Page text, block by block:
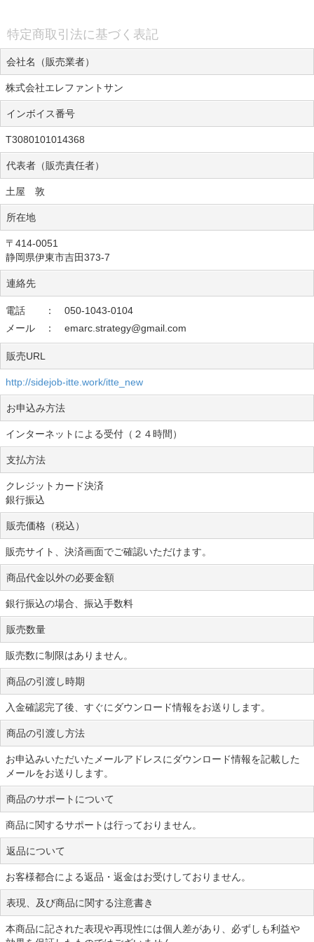
特定商取引法に基づく表記
会社名（販売業者）
株式会社エレファントサン
インボイス番号
T3080101014368
代表者（販売責任者）
土屋 敦
所在地
〒414-0051
静岡県伊東市吉田373-7
連絡先
電話 ： 050-1043-0104
メール ： emarc.strategy@gmail.com
販売URL
http://sidejob-itte.work/itte_new
お申込み方法
インターネットによる受付（２４時間）
支払方法
クレジットカード決済
銀行振込
販売価格（税込）
販売サイト、決済画面でご確認いただけます。
商品代金以外の必要金額
銀行振込の場合、振込手数料
販売数量
販売数に制限はありません。
商品の引渡し時期
入金確認完了後、すぐにダウンロード情報をお送りします。
商品の引渡し方法
お申込みいただいたメールアドレスにダウンロード情報を記載した
メールをお送りします。
商品のサポートについて
商品に関するサポートは行っておりません。
返品について
お客様都合による返品・返金はお受けしておりません。
表現、及び商品に関する注意書き
本商品に記された表現や再現性には個人差があり、必ずしも利益や